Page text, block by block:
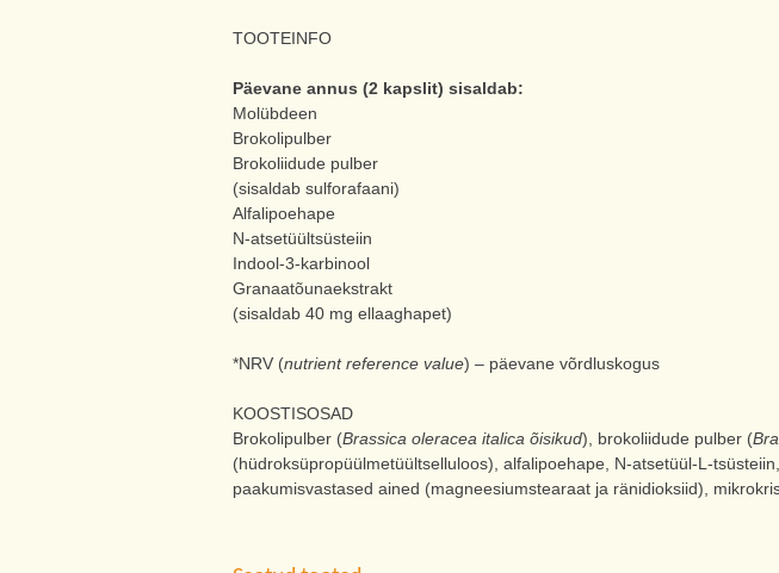
TOOTEINFO
Päevane annus (2 kapslit) sisaldab:
Molübdeen
Brokolipulber
Brokoliidude pulber
(sisaldab sulforafaani)
Alfalipoehape
N-atsetüültsüsteiin
Indool-3-karbinool
Granaatõunaekstrakt
(sisaldab 40 mg ellaaghapet)
*NRV (nutrient reference value) – päevane võrdluskogus
KOOSTISOSAD
Brokolipulber (Brassica oleracea italica õisikud), brokoliidude pulber (
(hüdroksüpropüülmetüültselluloos), alfalipoehape, N-atsetüül-L-
paakumisvastased ained (magneesiumstearaat ja ränidioksiid),